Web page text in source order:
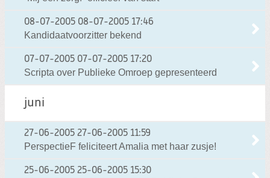
08-07-2005 08-07-2005 17:46
Kandidaatvoorzitter bekend
07-07-2005 07-07-2005 17:20
Scripta over Publieke Omroep gepresenteerd
juni
27-06-2005 27-06-2005 11:59
PerspectieF feliciteert Amalia met haar zusje!
25-06-2005 25-06-2005 15:30